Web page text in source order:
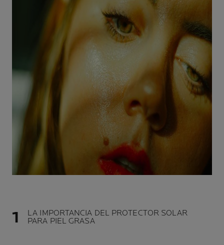
LA IMPORTANCIA DEL PROTECTOR SOLAR
PARA PIEL GRASA